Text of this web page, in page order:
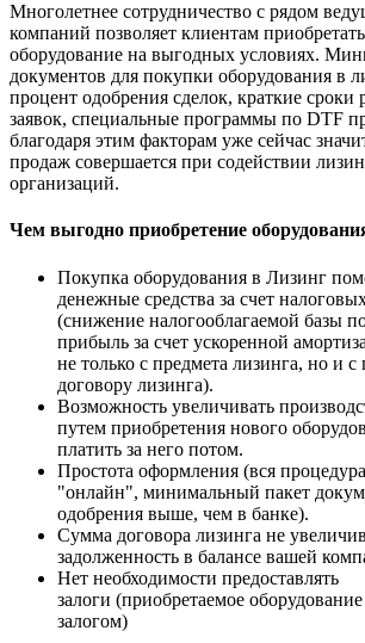
Многолетнее сотрудничество с рядом
компаний позволяет клиентам
оборудование на выгодных условиях.
документов для покупки оборудования в
процент одобрения сделок, краткие сроки
заявок, специальные программы по DTF
благодаря этим факторам уже сейчас
продаж совершается при содействии
организаций.
Чем выгодно приобретение
Покупка оборудования в Лизинг
денежные средства за счет
(снижение налогооблагаемой базы
прибыль за счет ускоренной
не только с предмета лизинга, но и с
договору лизинга).
Возможность увеличивать
путем приобретения нового
платить за него потом.
Простота оформления (вся
"онлайн", минимальный пакет
одобрения выше, чем в банке).
Сумма договора лизинга не
задолженность в балансе вашей
Нет необходимости предоставлять
залоги (приобретаемое
залогом)